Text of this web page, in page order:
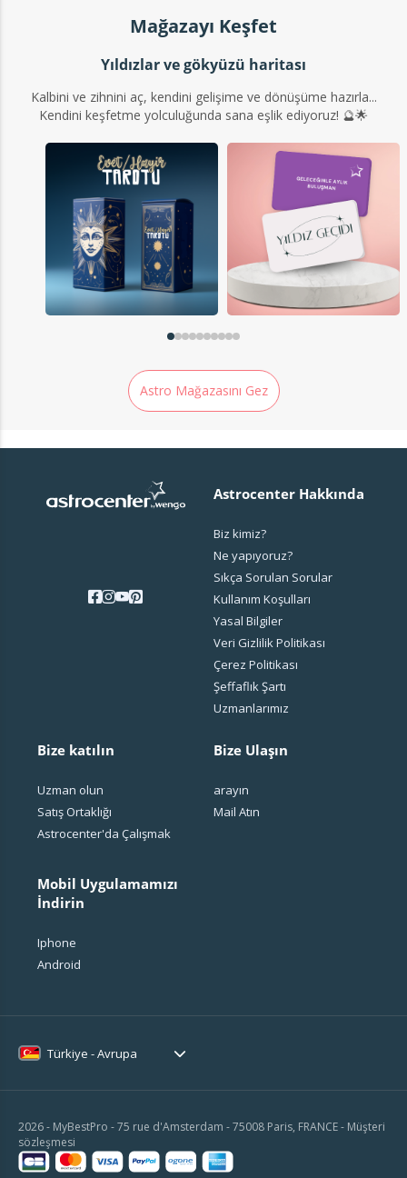
Mağazayı Keşfet
Yıldızlar ve gökyüzü haritası
Kalbini ve zihnini aç, kendini gelişime ve dönüşüme hazırla...
Kendini keşfetme yolculuğunda sana eşlik ediyoruz! 🔮🌟
Astro Mağazasını Gez
Astrocenter Hakkında
Biz kimiz?
Ne yapıyoruz?
Sıkça Sorulan Sorular
Kullanım Koşulları
Yasal Bilgiler
Veri Gizlilik Politikası
Çerez Politikası
Şeffaflık Şartı
Uzmanlarımız
Bize katılın
Uzman olun
Satış Ortaklığı
Astrocenter'da Çalışmak
Mobil Uygulamamızı
İndirin
Iphone
Android
Bize Ulaşın
arayın
Mail Atın
Türkiye - Avrupa
2026 - MyBestPro - 75 rue d'Amsterdam - 75008 Paris, FRANCE - Müşteri
sözleşmesi